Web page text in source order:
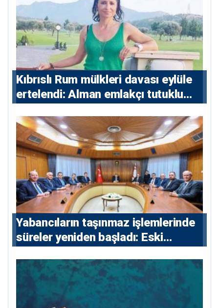
Kıbrıslı Rum mülkleri davası eylüle
ertelendi: Alman emlakçı tutuklu
Yabancıların taşınmaz işlemlerinde
süreler yeniden başladı: Eski
konutlara 36 ay